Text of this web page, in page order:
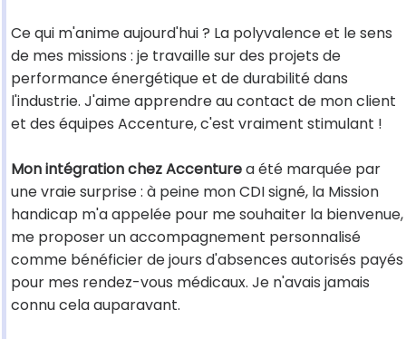
Ce qui m'anime aujourd'hui ? La polyvalence et le sens
de mes missions : je travaille sur des projets de
performance énergétique et de durabilité dans
l'industrie. J'aime apprendre au contact de mon client
et des équipes Accenture, c'est vraiment stimulant !
Mon intégration chez Accenturea été marquée par
une vraie surprise : à peine mon CDI signé, la Mission
handicap m'a appelée pour me souhaiter la bienvenue,
me proposer un accompagnement personnalisé
comme bénéficier de jours d'absences autorisés payés
pour mes rendez-vous médicaux. Je n'avais jamais
connu cela auparavant.